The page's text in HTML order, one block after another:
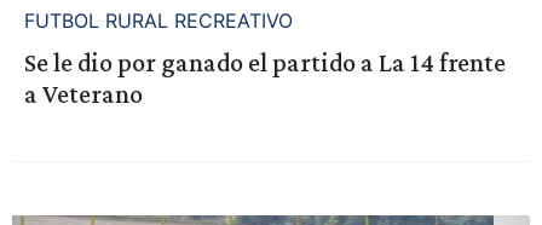
FUTBOL RURAL RECREATIVO
Se le dio por ganado el partido a La 14 frente
a Veterano